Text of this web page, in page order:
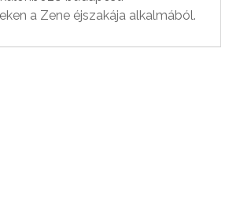
a Zene éjszakája alkalmából.